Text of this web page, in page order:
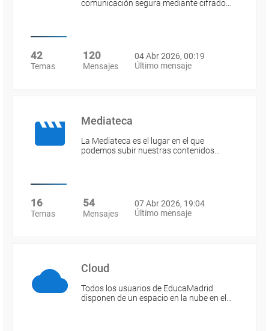
comunicación segura mediante cifrado…
42
Temas
120
Mensajes
04 Abr 2026, 00:19
Último mensaje
Mediateca
La Mediateca es el lugar en el que
podemos subir nuestras contenidos…
16
Temas
54
Mensajes
07 Abr 2026, 19:04
Último mensaje
Cloud
Todos los usuarios de EducaMadrid
disponen de un espacio en la nube en el…